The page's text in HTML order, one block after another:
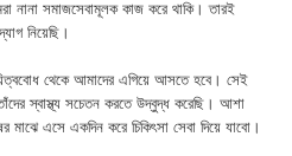
নানা সমাজসেবামূলক কাজ করে থাকি। তারই
নিয়েছি।
থেকে আমাদের এগিয়ে আসতে হবে। সেই
স্বাস্থ্য সচেতন করতে উদ্বুদ্ধ করেছি। আশা
এসে একদিন করে চিকিৎসা সেবা দিয়ে যাবো।